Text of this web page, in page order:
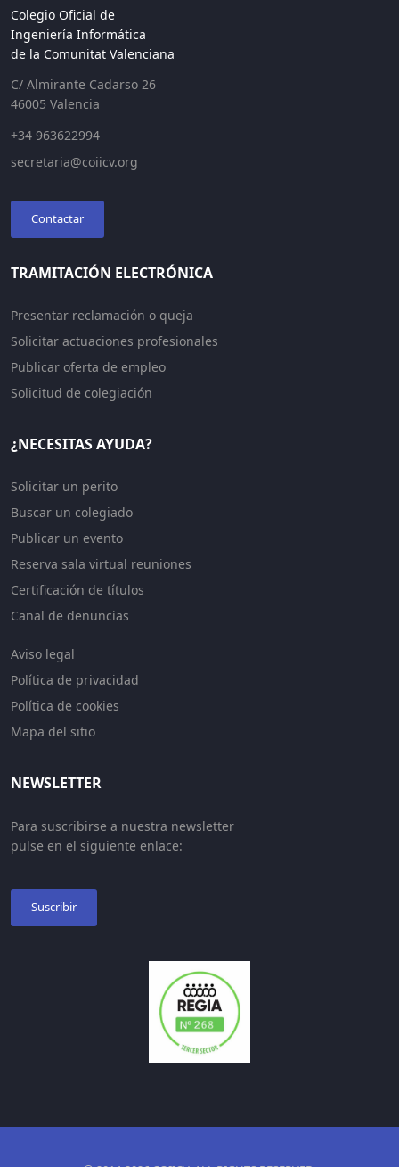
Colegio Oficial de
Ingeniería Informática
de la Comunitat Valenciana
C/ Almirante Cadarso 26
46005 Valencia
+34 963622994
secretaria@coiicv.org
Contactar
TRAMITACIÓN ELECTRÓNICA
Presentar reclamación o queja
Solicitar actuaciones profesionales
Publicar oferta de empleo
Solicitud de colegiación
¿NECESITAS AYUDA?
Solicitar un perito
Buscar un colegiado
Publicar un evento
Reserva sala virtual reuniones
Certificación de títulos
Canal de denuncias
Aviso legal
Política de privacidad
Política de cookies
Mapa del sitio
NEWSLETTER
Para suscribirse a nuestra newsletter
pulse en el siguiente enlace:
Suscribir